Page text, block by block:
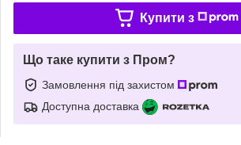
Купити з
Що таке купити з Пром?
Замовлення під захистом
Доступна доставка